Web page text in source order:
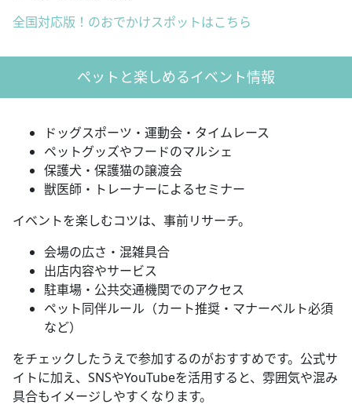
全国対応版！のおでかけスポットはこちら
ペットと楽しめるイベント情報
ドッグスポーツ・運動会・タイムレース
ペットグッズやフードのマルシェ
保護犬・保護猫の譲渡会
獣医師・トレーナーによるセミナー
イベントを楽しむコツは、事前リサーチ。
会場の広さ・混雑具合
出店内容やサービス
駐車場・公共交通機関でのアクセス
ペット同伴ルール（カート推奨・マナーベルト必須
など）
をチェックしたうえで参加するのがおすすめです。公式サ
イトに加え、SNSやYouTubeを活用すると、雰囲気や混み
具合もイメージしやすくなります。